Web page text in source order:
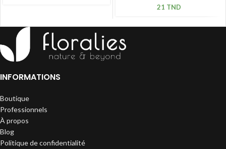
21 TND
INFORMATIONS
Boutique
Professionnels
À propos
Blog
Politique de confidentialité